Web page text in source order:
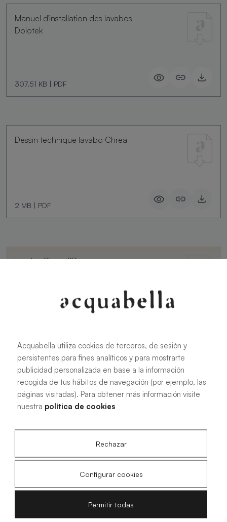
Manuel d'installation des lavabos
Dolotek
307.51 KB | PDF
Dessin technique lavabo Chrea
2 MB | PDF
Lavabo Chrea 2D
Lavabo Chrea 3D
Acquabella utiliza cookies de terceros, de sesión y
persistentes para fines analíticos y para mostrarte
publicidad personalizada en base a la información
recogida de tus hábitos de navegación (por ejemplo, las
páginas visitadas). Para obtener más información visite
nuestra política de cookies
Rechazar
Configurar cookies
Permitir todas